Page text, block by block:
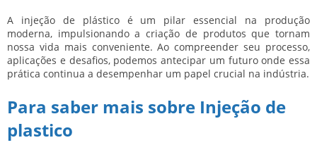
A injeção de plástico é um pilar essencial na produção
moderna, impulsionando a criação de produtos que tornam
nossa vida mais conveniente. Ao compreender seu processo,
aplicações e desafios, podemos antecipar um futuro onde essa
prática continua a desempenhar um papel crucial na indústria.
Para saber mais sobre Injeção de
plastico